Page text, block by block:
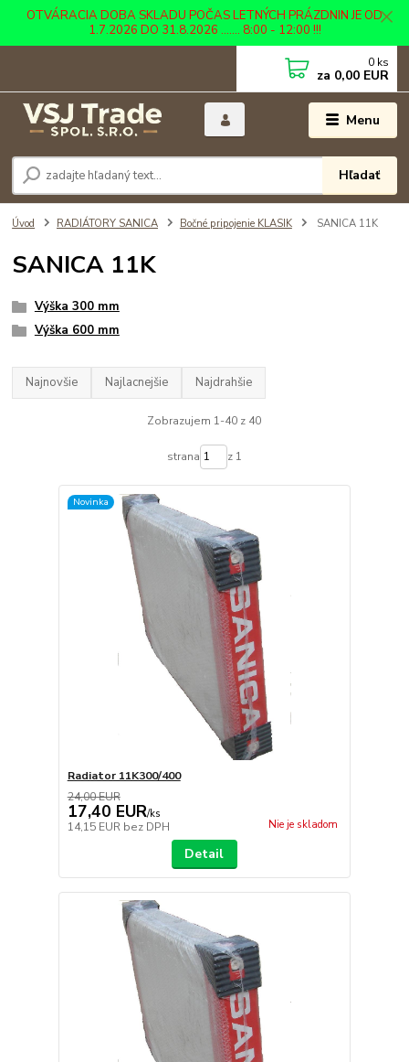
OTVÁRACIA DOBA SKLADU POČAS LETNÝCH PRÁZDNIN JE OD
1.7.2026 DO 31.8.2026 ....... 8:00 - 12:00 !!!
Menu
Hľadať
0 ks
za 0,00 EUR
Úvod RADIÁTORY SANICA Bočné pripojenie KLASIK SANICA 11K
SANICA 11K
Výška 300 mm
Výška 600 mm
Najnovšie Najlacnejšie Najdrahšie
Zobrazujem 1-40 z 40
strana z 1
Novinka
Radiator 11K300/400
24,00 EUR
17,40 EUR/ks
14,15 EUR bez DPH Nie je skladom
Detail